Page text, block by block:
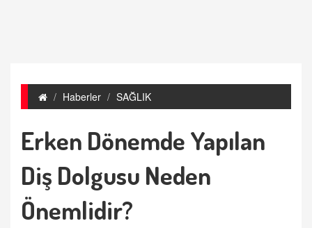
Haberler SAĞLIK
Erken Dönemde Yapılan
Diş Dolgusu Neden
Önemlidir?